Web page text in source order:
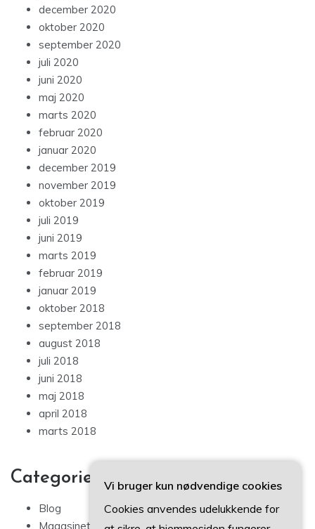
december 2020
oktober 2020
september 2020
juli 2020
juni 2020
maj 2020
marts 2020
februar 2020
januar 2020
december 2019
november 2019
oktober 2019
juli 2019
juni 2019
marts 2019
februar 2019
januar 2019
oktober 2018
september 2018
august 2018
juli 2018
juni 2018
maj 2018
april 2018
marts 2018
Categories
Blog
Magasinet
Vi bruger kun nødvendige cookies
Cookies anvendes udelukkende for